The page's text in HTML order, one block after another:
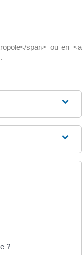
span> ou en <a
?